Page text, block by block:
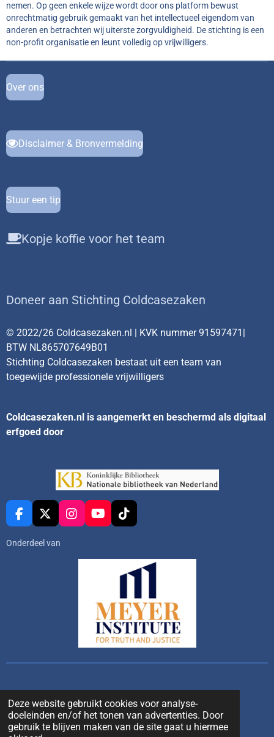
Deze website gebruikt cookies voor analyse-
doeleinden en/of het tonen van advertenties. Door
gebruik te blijven maken van de site gaat u hiermee
nemen. Op geen enkele wijze wordt door ons platform bewust
onrechtmatig gebruik gemaakt van het intellectueel eigendom van
anderen en betrachten wij uiterste zorgvuldigheid. De stichting is een
non-profit organisatie en leunt volledig op vrijwilligers.
Over ons
Disclaimer & Bronvermelding
Stuur een tip
Kopje koffie voor het team
Doneer aan Stichting Coldcasezaken
© 2022/26 Coldcasezaken.nl | KVK nummer 91597471|
BTW NL865707649B01
Stichting Coldcasezaken bestaat uit een team van
toegewijde professionele vrijwilligers
Coldcasezaken.nl is aangemerkt en beschermd als digitaal
erfgoed door
F
a
c
X
I
n
Y
o
T
i
k
Onderdeel van